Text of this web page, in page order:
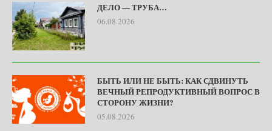
ДЕЛО — ТРУБА…
06.08.2026
БЫТЬ ИЛИ НЕ БЫТЬ: КАК СДВИНУТЬ
ВЕЧНЫЙ РЕПРОДУКТИВНЫЙ ВОПРОС В
СТОРОНУ ЖИЗНИ?
05.08.2026